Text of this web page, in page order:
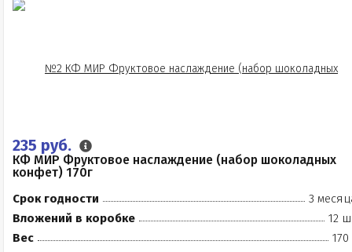
235 руб.
КФ МИР Фруктовое наслаждение (набор шоколадных
конфет) 170г
Срок годности
3
Вложений в коробке
12
Вес
170